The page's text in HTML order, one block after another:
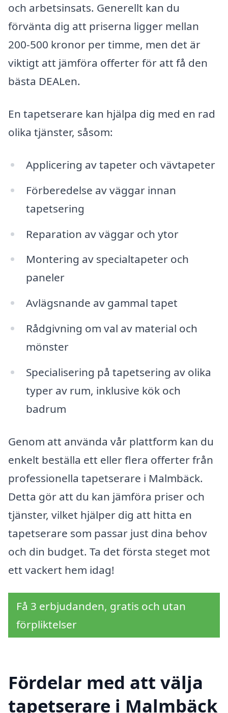
och arbetsinsats. Generellt kan du
förvänta dig att priserna ligger mellan
200-500 kronor per timme, men det är
viktigt att jämföra offerter för att få den
bästa DEALen.
En tapetserare kan hjälpa dig med en rad
olika tjänster, såsom:
Applicering av tapeter och vävtapeter
Förberedelse av väggar innan
tapetsering
Reparation av väggar och ytor
Montering av specialtapeter och
paneler
Avlägsnande av gammal tapet
Rådgivning om val av material och
mönster
Specialisering på tapetsering av olika
typer av rum, inklusive kök och
badrum
Genom att använda vår plattform kan du
enkelt beställa ett eller flera offerter från
professionella tapetserare i Malmbäck.
Detta gör att du kan jämföra priser och
tjänster, vilket hjälper dig att hitta en
tapetserare som passar just dina behov
och din budget. Ta det första steget mot
ett vackert hem idag!
Få 3 erbjudanden, gratis och utan
förpliktelser
Fördelar med att välja
tapetserare i Malmbäck